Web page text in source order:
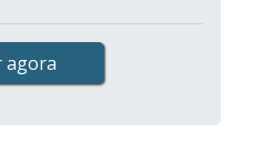
agora